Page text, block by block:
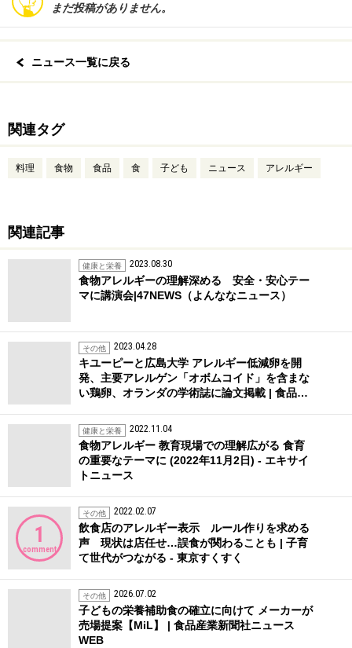
まだ投稿がありません。
ニュース一覧に戻る
関連タグ
料理 食物 食品 食 子ども ニュース アレルギー
関連記事
健康と栄養 2023.08.30
食物アレルギーの理解深める 安全・安心テー
マに講演会|47NEWS（よんななニュース）
その他 2023.04.28
キユーピーと広島大学 アレルギー低減卵を開
発、主要アレルゲン「オボムコイド」を含まな
い鶏卵、オランダの学術誌に論文掲載 | 食品…
健康と栄養 2022.11.04
食物アレルギー 教育現場での理解広がる 食育
の重要なテーマに (2022年11月2日) - エキサイ
トニュース
1
comment
その他 2022.02.07
飲食店のアレルギー表示 ルール作りを求める
声 現状は店任せ…誤食が関わることも | 子育
て世代がつながる - 東京すくすく
その他 2026.07.02
子どもの栄養補助食の確立に向けて メーカーが
売場提案【MiL】 | 食品産業新聞社ニュース
WEB